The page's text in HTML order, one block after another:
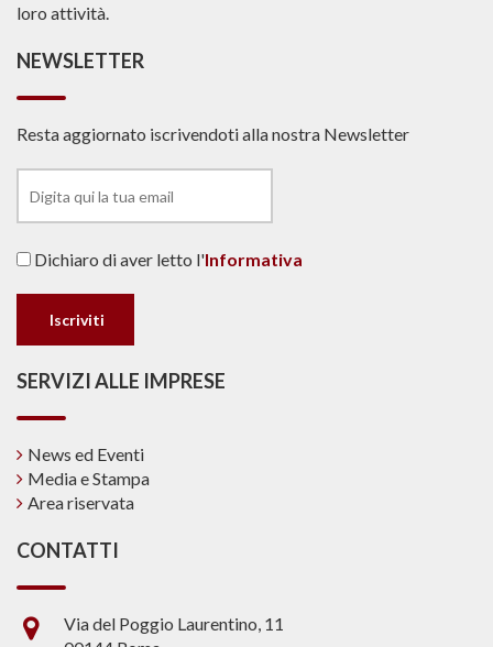
loro attività.
NEWSLETTER
Resta aggiornato iscrivendoti alla nostra Newsletter
Dichiaro di aver letto l'Informativa
SERVIZI ALLE IMPRESE
News ed Eventi
Media e Stampa
Area riservata
CONTATTI
Via del Poggio Laurentino, 11